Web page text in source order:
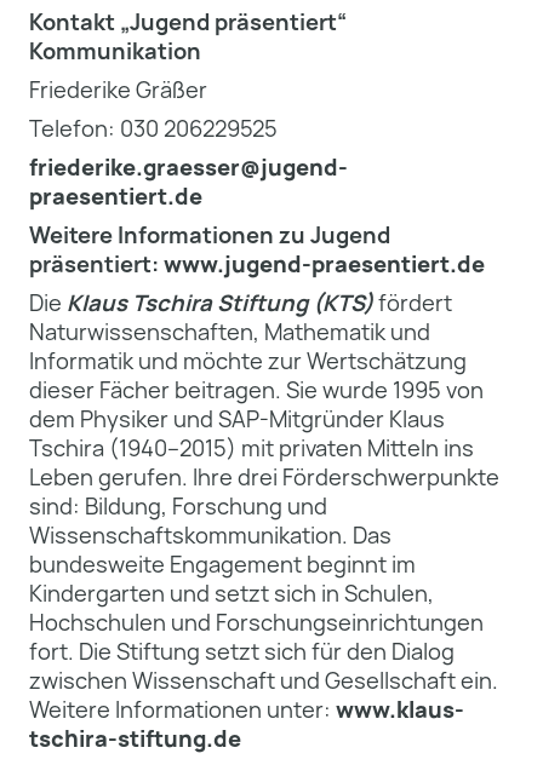
Kontakt „Jugend präsentiert“
Kommunikation
Friederike Gräßer
Telefon: 030 206229525
friederike.graesser@jugend-
praesentiert.de
Weitere Informationen zu Jugend
präsentiert:www.jugend-praesentiert.de
Die Klaus Tschira Stiftung (KTS)fördert
Naturwissenschaften, Mathematik und
Informatik und möchte zur Wertschätzung
dieser Fächer beitragen. Sie wurde 1995 von
dem Physiker und SAP-Mitgründer Klaus
Tschira (1940–2015) mit privaten Mitteln ins
Leben gerufen. Ihre drei Förderschwerpunkte
sind: Bildung, Forschung und
Wissenschaftskommunikation. Das
bundesweite Engagement beginnt im
Kindergarten und setzt sich in Schulen,
Hochschulen und Forschungseinrichtungen
fort. Die Stiftung setzt sich für den Dialog
zwischen Wissenschaft und Gesellschaft ein.
Weitere Informationen unter: www.klaus-
tschira-stiftung.de